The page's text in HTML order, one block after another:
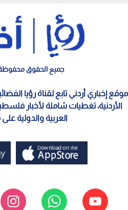
جميع الحقوق محفوظة
موقع إخباري أردني تابع لقناة رؤيا
الأردنية، تغطيات شاملة لأخبار
العربية والدولية